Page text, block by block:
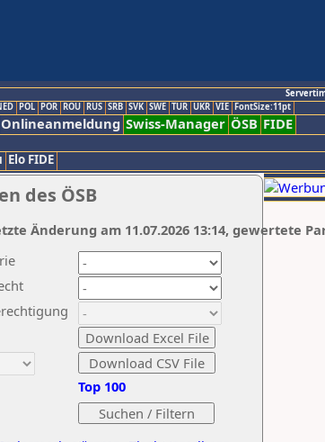
POL POR ROU RUS SRB SVK SWE TUR UKR VIE FontSize:11pt
Onlineanmeldung Swiss-Manager ÖSB FIDE
Elo FIDE
des ÖSB
Top 100
Änderung am 11.07.2026 13:14, gewertete